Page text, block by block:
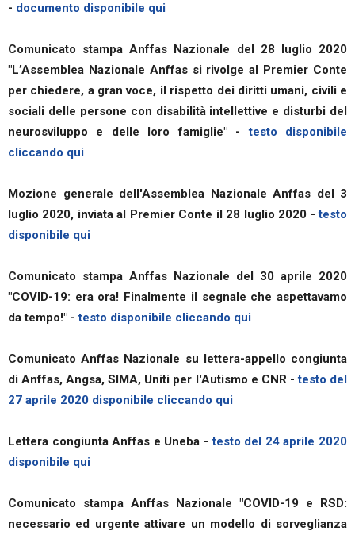
- documento disponibile qui
Comunicato stampa Anffas Nazionale del 28 luglio 2020
"L’Assemblea Nazionale Anffas si rivolge al Premier Conte
per chiedere, a gran voce, il rispetto dei diritti umani, civili e
sociali delle persone con disabilità intellettive e disturbi del
neurosviluppo e delle loro famiglie" -testo disponibile
cliccando qui
Mozione generale dell'Assemblea Nazionale Anffas del 3
luglio 2020, inviata al Premier Conte il 28 luglio 2020 -testo
disponibile qui
Comunicato stampa Anffas Nazionale del 30 aprile 2020
"COVID-19: era ora! Finalmente il segnale che aspettavamo
da tempo!" -testo disponibile cliccando qui
Comunicato Anffas Nazionale su lettera-appello congiunta
di Anffas, Angsa, SIMA, Uniti per l'Autismo e CNR -testo del
27 aprile 2020 disponibile cliccando qui
Lettera congiunta Anffas e Uneba -testo del 24 aprile 2020
disponibile qui
Comunicato stampa Anffas Nazionale "COVID-19 e RSD:
necessario ed urgente attivare un modello di sorveglianza